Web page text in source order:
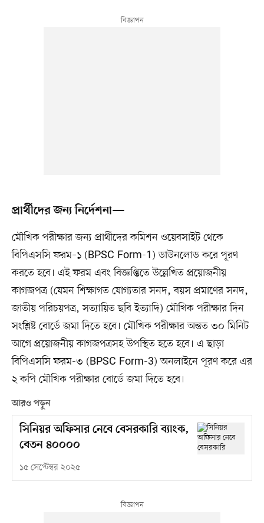
প্রার্থীদের জন্য নির্দেশনা—
মৌখিক পরীক্ষার জন্য প্রার্থীদের কমিশন ওয়েবসাইট থেকে
বিপিএসসি ফরম–১ (BPSC Form-1) ডাউনলোড করে পূরণ
করতে হবে। এই ফরম এবং বিজ্ঞপ্তিতে উল্লেখিত প্রয়োজনীয়
কাগজপত্র (যেমন শিক্ষাগত যোগ্যতার সনদ, বয়স প্রমাণের সনদ,
জাতীয় পরিচয়পত্র, সত্যায়িত ছবি ইত্যাদি) মৌখিক পরীক্ষার দিন
সংশ্লিষ্ট বোর্ডে জমা দিতে হবে। মৌখিক পরীক্ষার অন্তত ৩০ মিনিট
আগে প্রয়োজনীয় কাগজপত্রসহ উপস্থিত হতে হবে। এ ছাড়া
বিপিএসসি ফরম-৩ (BPSC Form-3) অনলাইনে পূরণ করে এর
২ কপি মৌখিক পরীক্ষার বোর্ডে জমা দিতে হবে।
আরও পড়ুন
সিনিয়র অফিসার নেবে বেসরকারি ব্যাংক,
বেতন ৪০০০০
১৫ সেপ্টেম্বর ২০২৫